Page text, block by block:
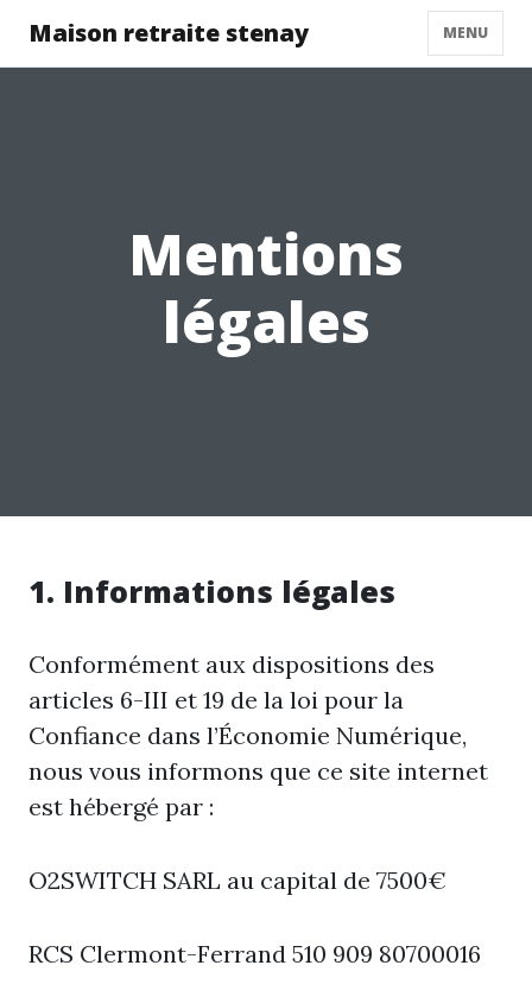
Maison retraite stenay MENU
Mentions
légales
1. Informations légales
Conformément aux dispositions des
articles 6-III et 19 de la loi pour la
Confiance dans l’Économie Numérique,
nous vous informons que ce site internet
est hébergé par :
O2SWITCH SARL au capital de 7500€
RCS Clermont-Ferrand 510 909 80700016